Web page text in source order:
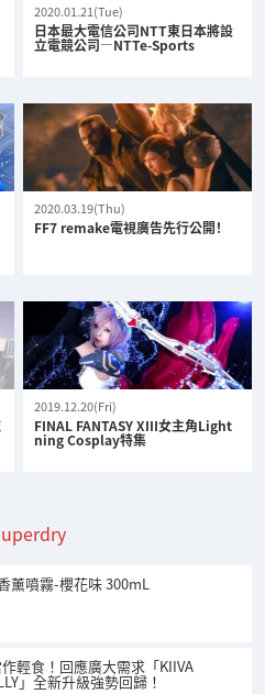
2020.01.21(Tue)
日本最大電信公司NTT東日本將設
立電競公司—NTTe-Sports
2020.03.19(Thu)
FF7 remake電視廣告先行公開！
2019.12.20(Fri)
FINAL FANTASY XIII女主角Light
ning Cosplay特集
薰噴霧-櫻花味 300mL
輕食！回應廣大需求「KIIVA
」全新升級強勢回歸！